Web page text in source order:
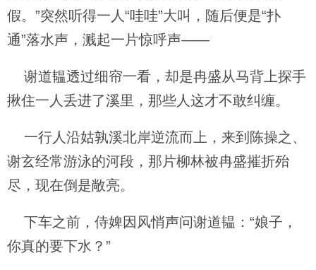
假。”突然听得一人“哇哇”大叫，随后便是“扑
通”落水声，溅起一片惊呼声——
谢道韫透过细帘一看，却是冉盛从马背上探手
揪住一人丢进了溪里，那些人这才不敢纠缠。
一行人沿姑孰溪北岸逆流而上，来到陈操之、
谢玄经常游泳的河段，那片柳林被冉盛摧折殆
尽，现在倒是敞亮。
下车之前，侍婢因风悄声问谢道韫：“娘子，
你真的要下水？”